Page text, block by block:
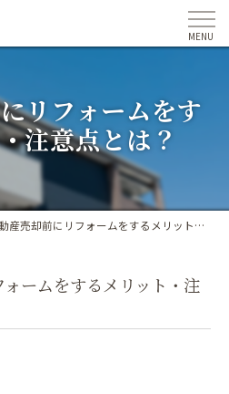
リフォームをす
注意点とは？
産売却前にリフォームをするメリット・注意点とは？
ームをするメリット・注